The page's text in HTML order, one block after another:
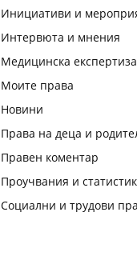
Инициативи и
Интервюта и мнения
Медицинска
Моите права
Новини
Права на деца и
Правен коментар
Проучвания и
Социални и трудови